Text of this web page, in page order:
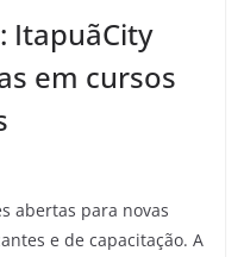
ItapuãCity
em cursos
abertas para novas
e de capacitação. A